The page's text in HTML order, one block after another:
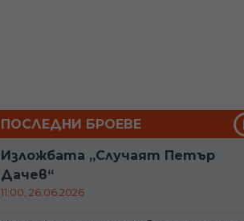
ПОСЛЕДНИ БРОЕВЕ
Изложбата „Случаят Петър
Дачев“
11:00, 26.06.2026